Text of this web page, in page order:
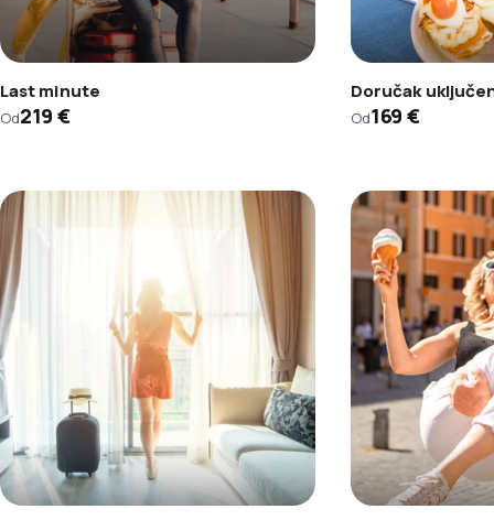
Last minute
Od219 €
Doručak
Od169 €